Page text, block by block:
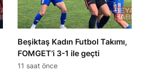
Beşiktaş Kadın Futbol Takımı,
FOMGET’i 3-1 ile geçti
11 saat önce